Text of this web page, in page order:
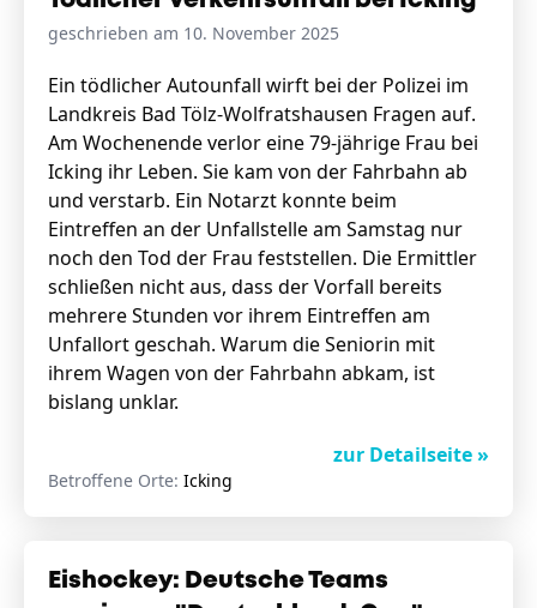
geschrieben am 10. November 2025
Ein tödlicher Autounfall wirft bei der Polizei im
Landkreis Bad Tölz-Wolfratshausen Fragen auf.
Am Wochenende verlor eine 79-jährige Frau bei
Icking ihr Leben. Sie kam von der Fahrbahn ab
und verstarb. Ein Notarzt konnte beim
Eintreffen an der Unfallstelle am Samstag nur
noch den Tod der Frau feststellen. Die Ermittler
schließen nicht aus, dass der Vorfall bereits
mehrere Stunden vor ihrem Eintreffen am
Unfallort geschah. Warum die Seniorin mit
ihrem Wagen von der Fahrbahn abkam, ist
bislang unklar.
zur Detailseite »
Betroffene Orte: Icking
Eishockey: Deutsche Teams